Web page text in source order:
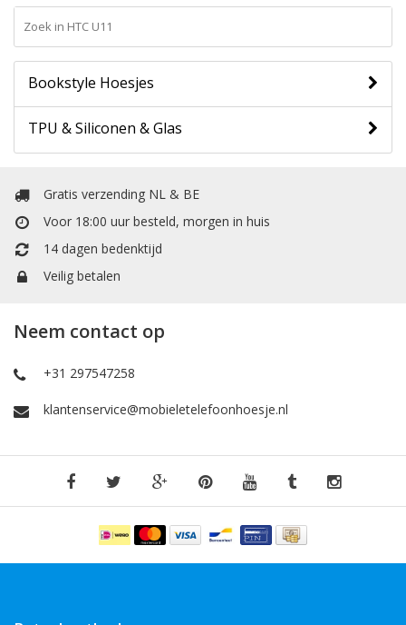
Bookstyle Hoesjes
TPU & Siliconen & Glas
Gratis verzending NL & BE
Voor 18:00 uur besteld, morgen in huis
14 dagen bedenktijd
Veilig betalen
Neem contact op
+31 297547258
klantenservice@mobieletelefoonhoesje.nl